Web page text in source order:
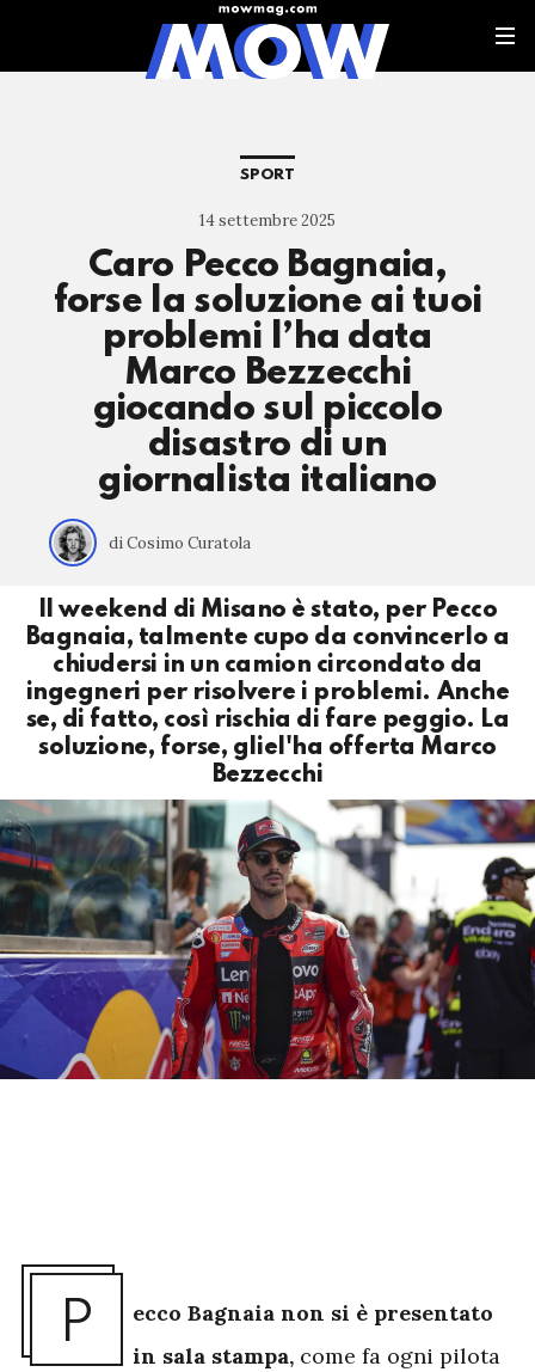
SPORT
14 settembre 2025
Caro Pecco Bagnaia,
forse la soluzione ai tuoi
problemi l’ha data
Marco Bezzecchi
giocando sul piccolo
disastro di un
giornalista italiano
di Cosimo Curatola
Il weekend di Misano è stato, per Pecco
Bagnaia, talmente cupo da convincerlo a
chiudersi in un camion circondato da
ingegneri per risolvere i problemi. Anche
se, di fatto, così rischia di fare peggio. La
soluzione, forse, gliel'ha offerta Marco
Bezzecchi
P
ecco Bagnaia non si è presentato
in sala stampa, come fa ogni pilota